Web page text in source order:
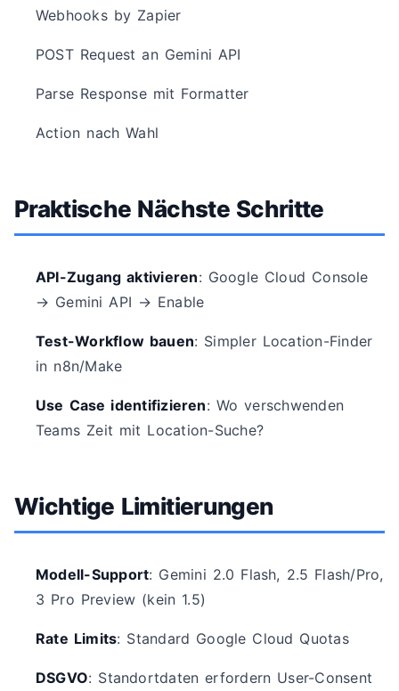
Webhooks by Zapier
POST Request an Gemini API
Parse Response mit Formatter
Action nach Wahl
Praktische Nächste Schritte
API-Zugang aktivieren: Google Cloud Console
→ Gemini API → Enable
Test-Workflow bauen: Simpler Location-Finder
in n8n/Make
Use Case identifizieren: Wo verschwenden
Teams Zeit mit Location-Suche?
Wichtige Limitierungen
Modell-Support: Gemini 2.0 Flash, 2.5 Flash/Pro,
3 Pro Preview (kein 1.5)
Rate Limits: Standard Google Cloud Quotas
DSGVO: Standortdaten erfordern User-Consent